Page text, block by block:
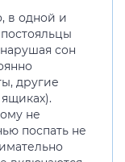
в одной и
сон
другие
не
поспать не